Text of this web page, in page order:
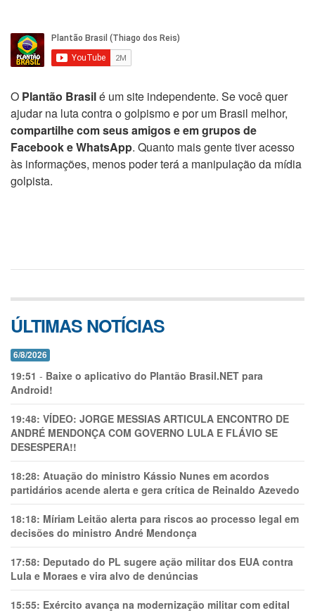
O Plantão Brasilé um site independente. Se você quer
ajudar na luta contra o golpismo e por um Brasil melhor,
compartilhe com seus amigos e em grupos de
Facebook e WhatsApp. Quanto mais gente tiver acesso
às informações, menos poder terá a manipulação da mídia
golpista.
ÚLTIMAS NOTÍCIAS
6/8/2026
19:51 - Baixe o aplicativo do Plantão Brasil.NET para
Android!
19:48: VÍDEO: JORGE MESSIAS ARTICULA ENCONTRO DE
ANDRÉ MENDONÇA COM GOVERNO LULA E FLÁVIO SE
DESESPERA!!
18:28: Atuação do ministro Kássio Nunes em acordos
partidários acende alerta e gera crítica de Reinaldo Azevedo
18:18: Míriam Leitão alerta para riscos ao processo legal em
decisões do ministro André Mendonça
17:58: Deputado do PL sugere ação militar dos EUA contra
Lula e Moraes e vira alvo de denúncias
15:55: Exército avança na modernização militar com edital